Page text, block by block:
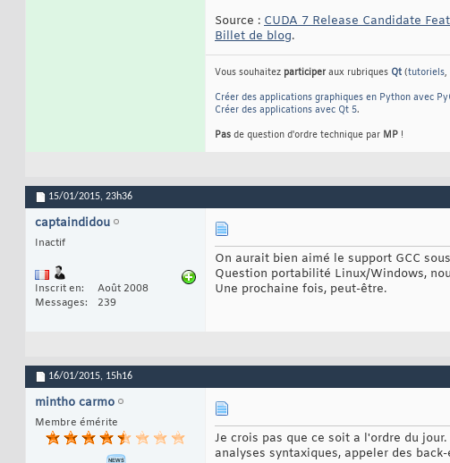
Source : CUDA 7 Release Candidate
Billet de blog.
Vous souhaitez participer aux rubriques Qt (tutoriels,
Créer des applications graphiques en Python avec
Créer des applications avec Qt 5.
Pas de question d'ordre technique par MP !
15/01/2015, 23h36
captaindidou
Inactif
Inscrit en
Août 2008
Messages
239
On aurait bien aimé le support GCC
Question portabilité Linux/Windows,
Une prochaine fois, peut-être.
16/01/2015, 15h16
mintho carmo
Membre émérite
Je crois pas que ce soit a l'ordre du
analyses syntaxiques, appeler des back-